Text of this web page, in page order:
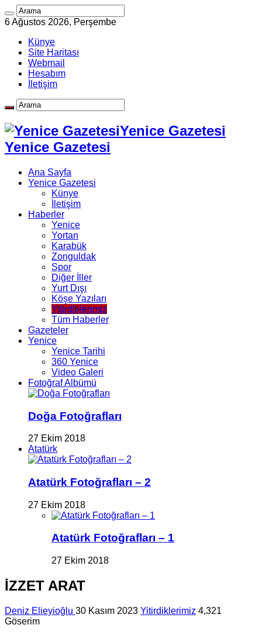
6 Ağustos 2026, Perşembe
Künye
Site Haritası
Webmail
Hesabım
İletişim
Yenice Gazetesi
Yenice Gazetesi
Ana Sayfa
Yenice Gazetesi
Künye
İletişim
Haberler
Yenice
Yortan
Karabük
Zonguldak
Spor
Diğer İller
Yurt Dışı
Köşe Yazıları
Yitirdiklerimiz
Tüm Haberler
Gazeteler
Yenice
Yenice Tarihi
360 Yenice
Video Galeri
Fotoğraf Albümü
Doğa Fotoğrafları
27 Ekim 2018
Atatürk
Atatürk Fotoğrafları – 2
27 Ekim 2018
Atatürk Fotoğrafları – 1
27 Ekim 2018
İZZET ARAT
Deniz Elieyioğlu 30 Kasım 2023 Yitirdiklerimiz 4,321
Göserim